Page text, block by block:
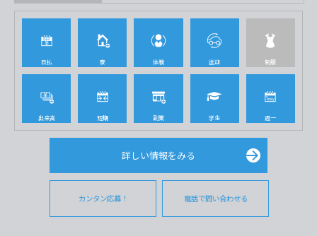
日払 寮 体験 送迎 制服
出来高 短期 副業 学生 週一
詳しい情報をみる
カンタン応募！ 電話で問い合わせる